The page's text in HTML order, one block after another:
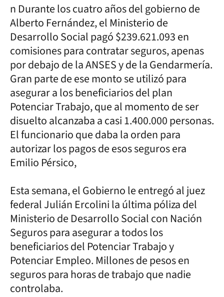
n Durante los cuatro años del gobierno de
Alberto Fernández, el Ministerio de
Desarrollo Social pagó $239.621.093 en
comisiones para contratar seguros, apenas
por debajo de la ANSES y de la Gendarmería.
Gran parte de ese monto se utilizó para
asegurar a los beneficiarios del plan
Potenciar Trabajo, que al momento de ser
disuelto alcanzaba a casi 1.400.000 personas.
El funcionario que daba la orden para
autorizar los pagos de esos seguros era
Emilio Pérsico,
Esta semana, el Gobierno le entregó al juez
federal Julián Ercolini la última póliza del
Ministerio de Desarrollo Social con Nación
Seguros para asegurar a todos los
beneficiarios del Potenciar Trabajo y
Potenciar Empleo. Millones de pesos en
seguros para horas de trabajo que nadie
controlaba.